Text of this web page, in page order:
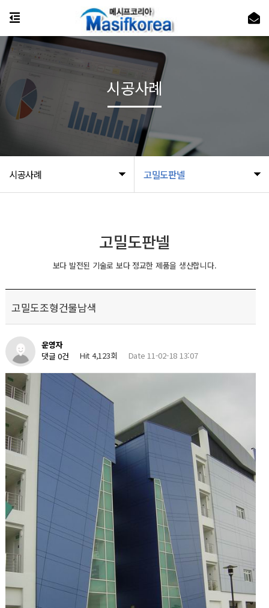
시공사례 고밀도판넬
시공사례
고밀도판넬
보다 발전된 기술로 보다 정교한 제품을 생산합니다.
고밀도조형건물남색
운영자
댓글 0건
Hit 4,123회 Date 11-02-18 13:07